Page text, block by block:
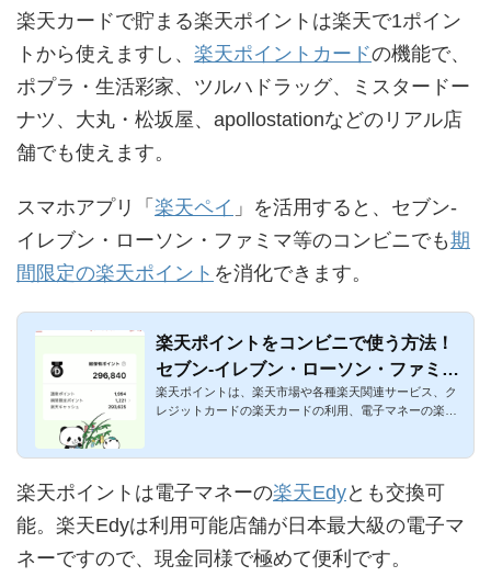
楽天カードで貯まる楽天ポイントは楽天で1ポイン
トから使えますし、 楽天ポイントカードの機能で、
ポプラ・生活彩家、ツルハドラッグ、ミスタードー
ナツ、大丸・松坂屋、apollostationなどのリアル店
舗でも使えます。
スマホアプリ「 楽天ペイ 」を活用すると、セブン-
イレブン・ローソン・ファミマ等のコンビニでも期
間限定の楽天ポイント を消化できます。
楽天ポイントをコンビニで使う方法！
セブン-イレブン・ローソン・ファミマ
等で利用可能
楽天ポイントは、楽天市場や各種楽天関連サービス、ク
レジットカードの楽天カードの利用、電子マネーの楽天E
楽天ポイントは電子マネーの楽天Edyとも交換可
能。楽天Edyは利用可能店舗が日本最大級の電子マ
ネーですので、現金同様で極めて便利です。